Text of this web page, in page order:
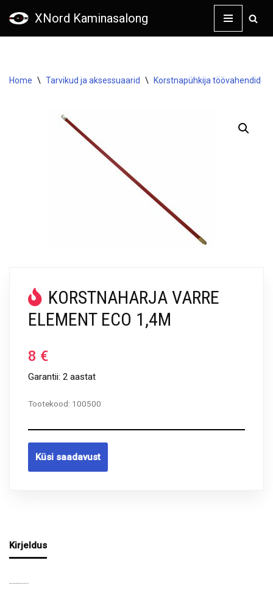
XNord Kaminasalong
Home \ Tarvikud ja aksessuaarid \ Korstnapühkija töövahendid
KORSTNAHARJA VARRE
ELEMENT ECO 1,4M
8 €
Garantii: 2 aastat
Tootekood: 100500
Küsi saadavust
Kirjeldus